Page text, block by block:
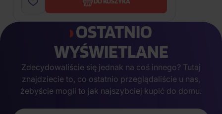
OSTATNIO
WYŚWIETLANE
Zdecydowaliście się jednak na coś innego? Tutaj
znajdziecie to, co ostatnio przeglądaliście u nas,
żebyście mogli to jak najszybciej kupić do domu.